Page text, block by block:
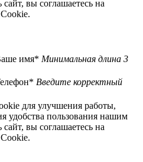
вы соглашаетесь на
имя* Минимальная длина 3
Введите корректный
для улучшения работы,
удобства пользования нашим
вы соглашаетесь на